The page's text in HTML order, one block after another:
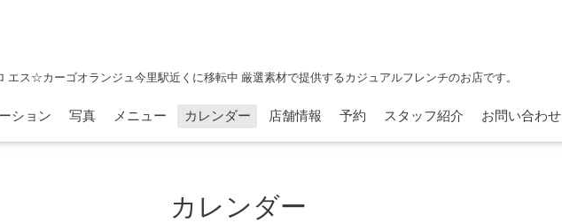
エス☆カーゴオランジュ今里駅近くに移転中 厳選素材で提供するカジュアルフレンチのお店です。
ション 写真 メニュー カレンダー 店舗情報 予約 スタッフ紹介 お問い合わせ
カレンダー